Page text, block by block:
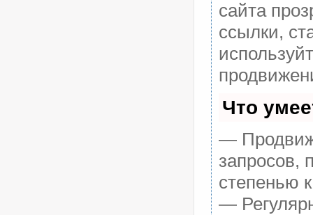
сайта
ссылки,
Что
—
запросов,
степенью
—